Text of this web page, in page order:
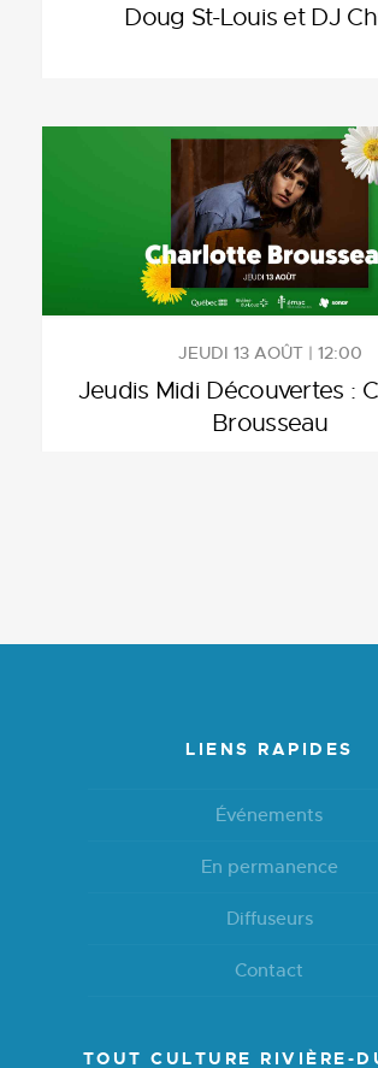
Doug St-Louis et DJ
JEUDI 13 AOÛT | 12:00
Jeudis Midi Découvertes :
Brousseau
LIENS RAPIDES
Événements
En permanence
Diffuseurs
Contact
TOUT CULTURE RIVIÈRE-